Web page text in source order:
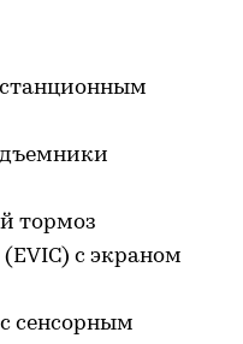
тормоз
с экраном
сенсорным